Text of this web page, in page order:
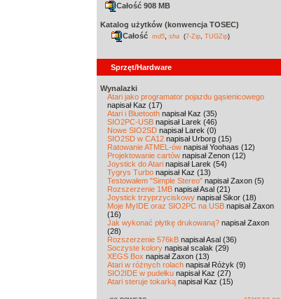
Całość 908 MB
Katalog użytków (konwencja TOSEC)
Całość md5 sha (7-Zip TUGZip)
Sprzęt/Hardware
Wynalazki
Atari jako programator pojazdu gąsienicowego
napisał Kaz (17)
Atari i Bluetooth napisał Kaz (35)
SIO2PC-USB napisał Larek (46)
Nowe SIO2SD napisał Larek (0)
SIO2SD w CA12 napisał Urborg (15)
Ratowanie ATMEL-ów napisał Yoohaas (12)
Projektowanie cartów napisał Zenon (12)
Joystick do Atari napisał Larek (54)
Tygrys Turbo napisał Kaz (13)
Testowałem "Simple Stereo" napisał Zaxon (5)
Rozszerzenie 1MB napisał Asal (21)
Joystick trzyprzyciskowy napisał Sikor (18)
Moje MyIDE oraz SIO2PC na USB napisał Zaxon
(16)
Jak wykonać płytkę drukowaną? napisał Zaxon
(28)
Rozszerzenie 576kB napisał Asal (36)
Soczyste kolory napisał scalak (29)
XEGS Box napisał Zaxon (13)
Atari w różnych rolach napisał Różyk (9)
SIO2IDE w pudełku napisał Kaz (27)
Atari steruje tokarką napisał Kaz (15)